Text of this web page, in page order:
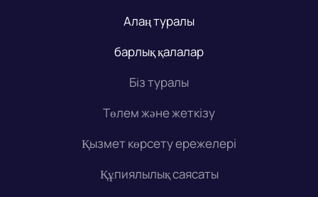
Алаң туралы
барлық қалалар
Біз туралы
Төлем және жеткізу
Қызмет көрсету ережелері
Құпиялылық саясаты